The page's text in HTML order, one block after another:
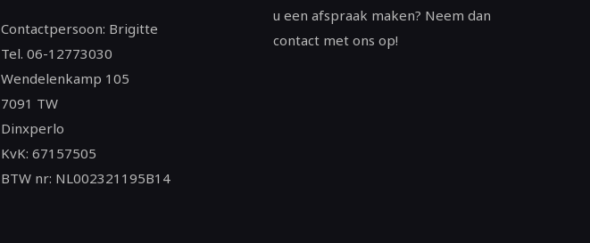
Contactpersoon: Brigitte
Tel. 06-12773030
Wendelenkamp 105
7091 TW
Dinxperlo
KvK: 67157505
BTW nr: NL002321195B14
u een afspraak maken? Neem dan
contact met ons op!